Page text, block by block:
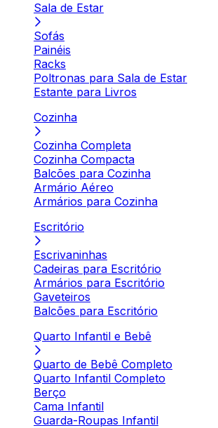
Sala de Estar
Sofás
Painéis
Racks
Poltronas para Sala de Estar
Estante para Livros
Cozinha
Cozinha Completa
Cozinha Compacta
Balcões para Cozinha
Armário Aéreo
Armários para Cozinha
Escritório
Escrivaninhas
Cadeiras para Escritório
Armários para Escritório
Gaveteiros
Balcões para Escritório
Quarto Infantil e Bebê
Quarto de Bebê Completo
Quarto Infantil Completo
Berço
Cama Infantil
Guarda-Roupas Infantil